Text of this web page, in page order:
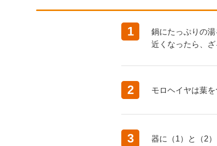
1
鍋にたっぷりの
近くなったら、
2 モロヘイヤは葉
3 器に（1）と（2